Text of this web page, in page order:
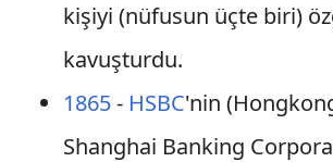
kişiyi (nüfusun üçte biri)
kavuşturdu.
1865- HSBC'nin
Shanghai Banking